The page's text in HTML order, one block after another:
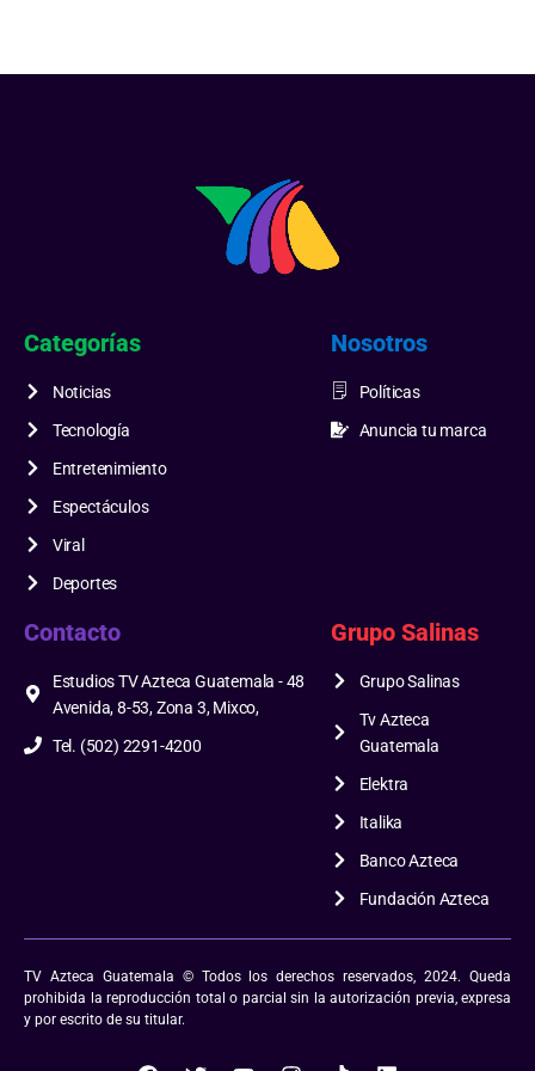
Categorías
Noticias
Tecnología
Entretenimiento
Espectáculos
Viral
Deportes
Nosotros
Políticas
Anuncia tu marca
Contacto
Estudios TV Azteca Guatemala - 48
Avenida, 8-53, Zona 3, Mixco,
Tel. (502) 2291-4200
Grupo Salinas
Grupo Salinas
Tv Azteca
Guatemala
Elektra
Italika
Banco Azteca
Fundación Azteca
TV Azteca Guatemala © Todos los derechos reservados, 2024. Queda
prohibida la reproducción total o parcial sin la autorización previa, expresa
y por escrito de su titular.